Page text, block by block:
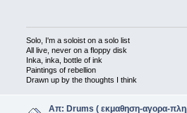
Solo, I'm a soloist on a solo list
All live, never on a floppy disk
Inka, inka, bottle of ink
Paintings of rebellion
Drawn up by the thoughts I think
Απ: Drums ( εκμαθηση-αγορα-